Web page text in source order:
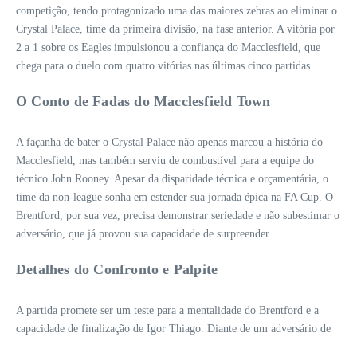
competição, tendo protagonizado uma das maiores zebras ao eliminar o
Crystal Palace, time da primeira divisão, na fase anterior. A vitória por
2 a 1 sobre os Eagles impulsionou a confiança do Macclesfield, que
chega para o duelo com quatro vitórias nas últimas cinco partidas.
O Conto de Fadas do Macclesfield Town
A façanha de bater o Crystal Palace não apenas marcou a história do
Macclesfield, mas também serviu de combustível para a equipe do
técnico John Rooney. Apesar da disparidade técnica e orçamentária, o
time da non-league sonha em estender sua jornada épica na FA Cup. O
Brentford, por sua vez, precisa demonstrar seriedade e não subestimar o
adversário, que já provou sua capacidade de surpreender.
Detalhes do Confronto e Palpite
A partida promete ser um teste para a mentalidade do Brentford e a
capacidade de finalização de Igor Thiago. Diante de um adversário de